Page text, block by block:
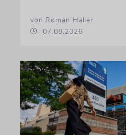
von Roman Haller
07.08.2026